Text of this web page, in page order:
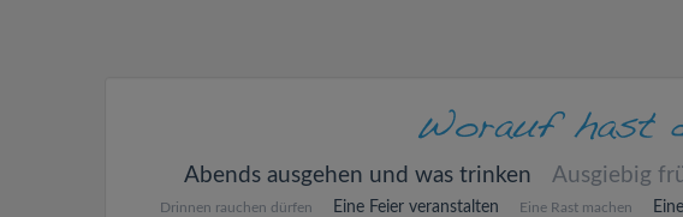
Abends ausgehen und was trinken Ausgiebig
Drinnen rauchen dürfen Eine Feier veranstalten Eine Rast machen